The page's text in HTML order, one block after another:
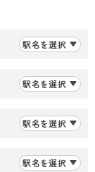
駅名を選択
駅名を選択
駅名を選択
駅名を選択